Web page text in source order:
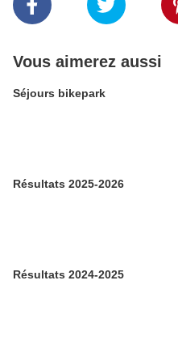
Vous aimerez aussi
Séjours bikepark
Résultats 2025-2026
Résultats 2024-2025